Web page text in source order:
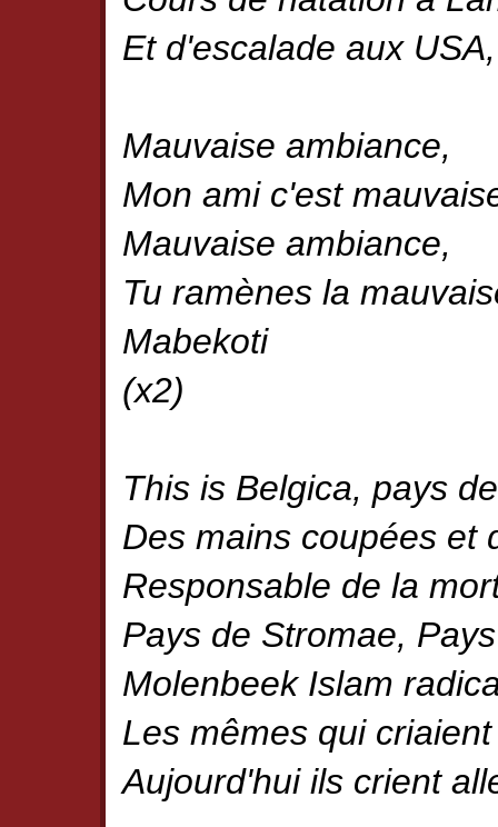
Et d'escalade aux USA,
Mauvaise ambiance,
Mon ami c'est
Mauvaise ambiance,
Tu ramènes la
Mabekoti
(x2)
This is Belgica, pays
Des mains coupées et
Responsable de la
Pays de Stromae,
Molenbeek Islam
Les mêmes qui
Aujourd'hui ils crient